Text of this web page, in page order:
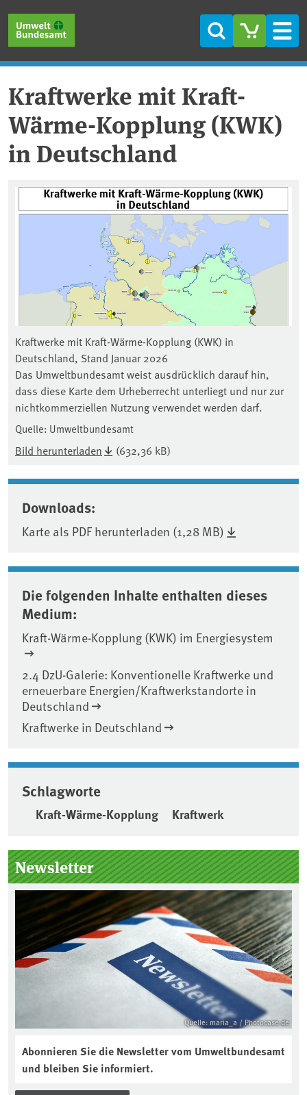
Suche
Kraftwerke mit Kraft-
Wärme-Kopplung (KWK)
in Deutschland
Kraftwerke mit Kraft-Wärme-Kopplung (KWK) in
Deutschland, Stand Januar 2026
Das Umweltbundesamt weist ausdrücklich darauf hin,
dass diese Karte dem Urheberrecht unterliegt und nur zur
nichtkommerziellen Nutzung verwendet werden darf.
Quelle: Umweltbundesamt
Bild herunterladen (632,36 kB)
Downloads:
Karte als PDF herunterladen (1,28 MB)
Die folgenden Inhalte enthalten dieses
Medium:
Kraft-Wärme-Kopplung (KWK) im Energiesystem
2.4 DzU-Galerie: Konventionelle Kraftwerke und
erneuerbare Energien/Kraftwerkstandorte in
Deutschland
Kraftwerke in Deutschland
Schlagworte
Kraft-Wärme-Kopplung Kraftwerk
Seitenleiste
Newsletter
Quelle: maria_a / Photocase.de
Abonnieren Sie die Newsletter vom Umweltbundesamt
und bleiben Sie informiert.